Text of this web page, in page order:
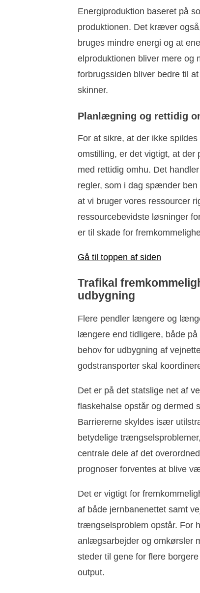
Energiproduktion baseret på
produktionen. Det kræver
bruges mindre energi og at
elproduktionen bliver mere og
forbrugssiden bliver bedre til
skinner.
Planlægning og rettidig
For at sikre, at der ikke
omstilling, er det vigtigt, at
med rettidig omhu. Det
regler, som i dag spænder
at vi bruger vores ressourcer
ressourcebevidste løsninger
er til skade for
Gå til toppen af siden
Trafikal
udbygning
Flere pendler længere og
længere end tidligere, både
behov for udbygning af
godstransporter skal
Det er på det statslige net af
flaskehalse opstår og dermed
Barriererne skyldes især
betydelige
centrale dele af det
prognoser forventes at blive
Det er vigtigt for
af både jernbanenettet samt
trængselsproblem opstår. For
anlægsarbejder og omkørsler
steder til gene for flere
output.